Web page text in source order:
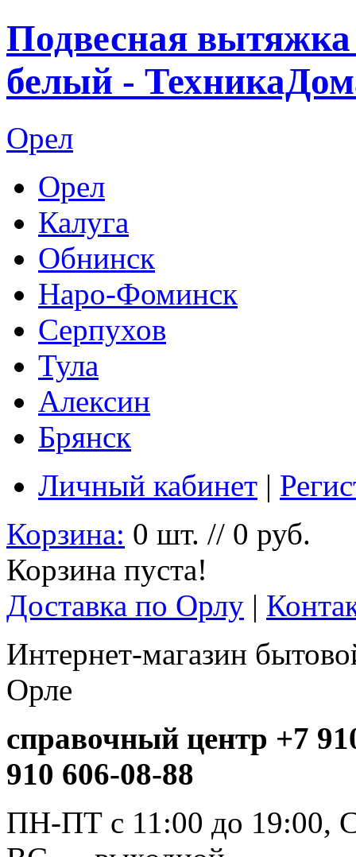
Подвесная
белый -
Орел
Орел
Калуга
Обнинск
Наро-Фоминск
Серпухов
Тула
Алексин
Брянск
Личный кабинет |
Корзина: 0 шт. // 0 руб.
Корзина пуста!
Доставка по Орлу |
Интернет-магазин
Орле
справочный центр +7
910 606-08-88
ПН-ПТ с 11:00 до 19:00,